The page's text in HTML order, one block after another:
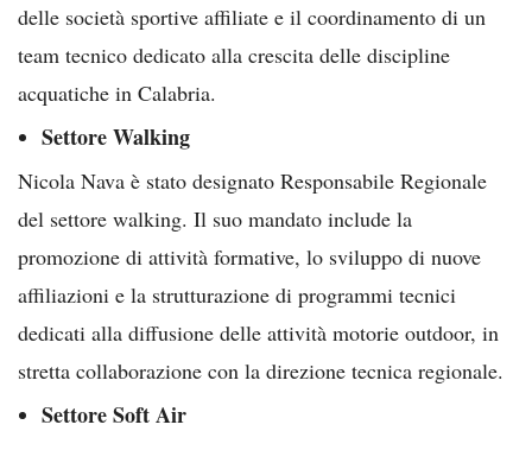
delle società sportive affiliate e il coordinamento di un
team tecnico dedicato alla crescita delle discipline
acquatiche in Calabria.
Settore Walking
Nicola Nava è stato designato Responsabile Regionale
del settore walking. Il suo mandato include la
promozione di attività formative, lo sviluppo di nuove
affiliazioni e la strutturazione di programmi tecnici
dedicati alla diffusione delle attività motorie outdoor, in
stretta collaborazione con la direzione tecnica regionale.
Settore Soft Air